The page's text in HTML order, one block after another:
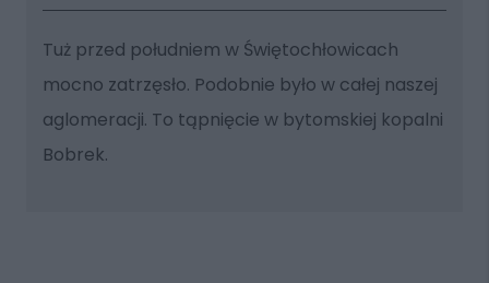
Tuż przed południem w Świętochłowicach
mocno zatrzęsło. Podobnie było w całej naszej
aglomeracji. To tąpnięcie w bytomskiej kopalni
Bobrek.